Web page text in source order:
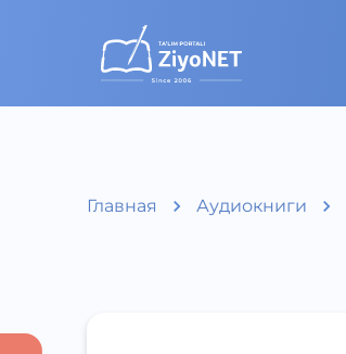
Главная Аудиокниги